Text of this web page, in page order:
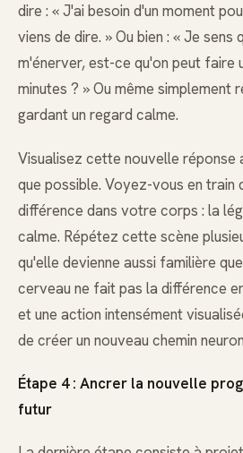
dire : « J'ai besoin d'un moment
viens de dire. » Ou bien : « Je sens
m'énerver, est-ce qu'on peut faire
minutes ? » Ou même simplement
gardant un regard calme.
Visualisez cette nouvelle réponse
que possible. Voyez-vous en train
différence dans votre corps : la
calme. Répétez cette scène
qu'elle devienne aussi familière
cerveau ne fait pas la différence
et une action intensément
de créer un nouveau chemin
Étape 4 : Ancrer la nouvelle
futur